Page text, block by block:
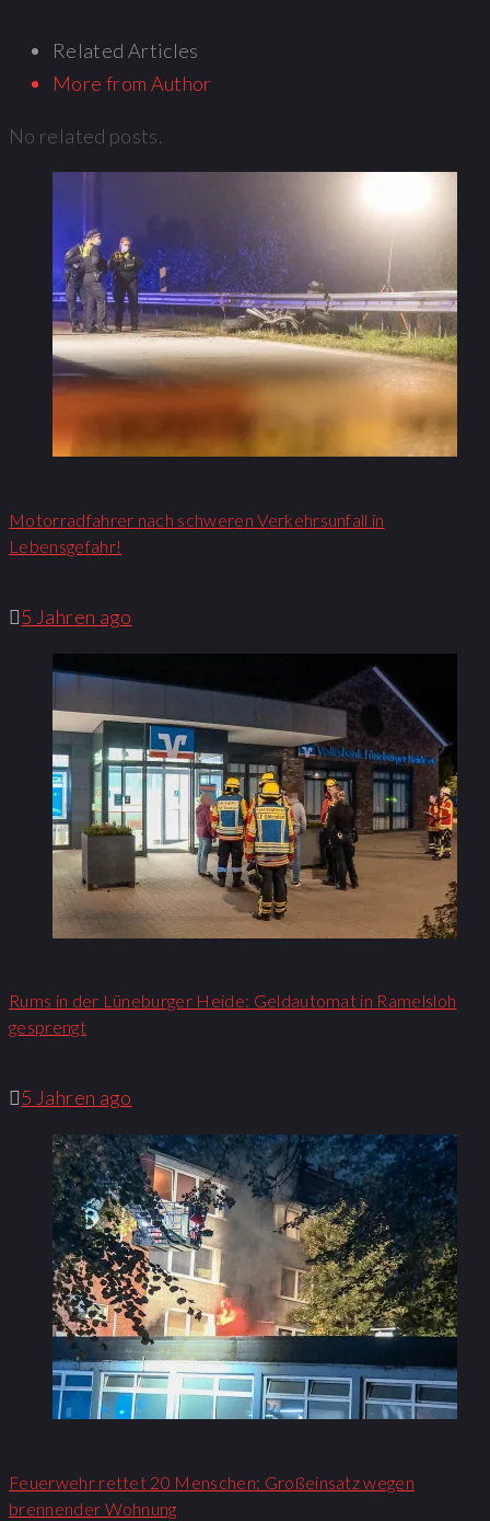
Related Articles
More from Author
No related posts.
Motorradfahrer nach schweren Verkehrsunfall in
Lebensgefahr!
5 Jahren ago
Rums in der Lüneburger Heide: Geldautomat in Ramelsloh
gesprengt
5 Jahren ago
Feuerwehr rettet 20 Menschen: Großeinsatz wegen
brennender Wohnung​